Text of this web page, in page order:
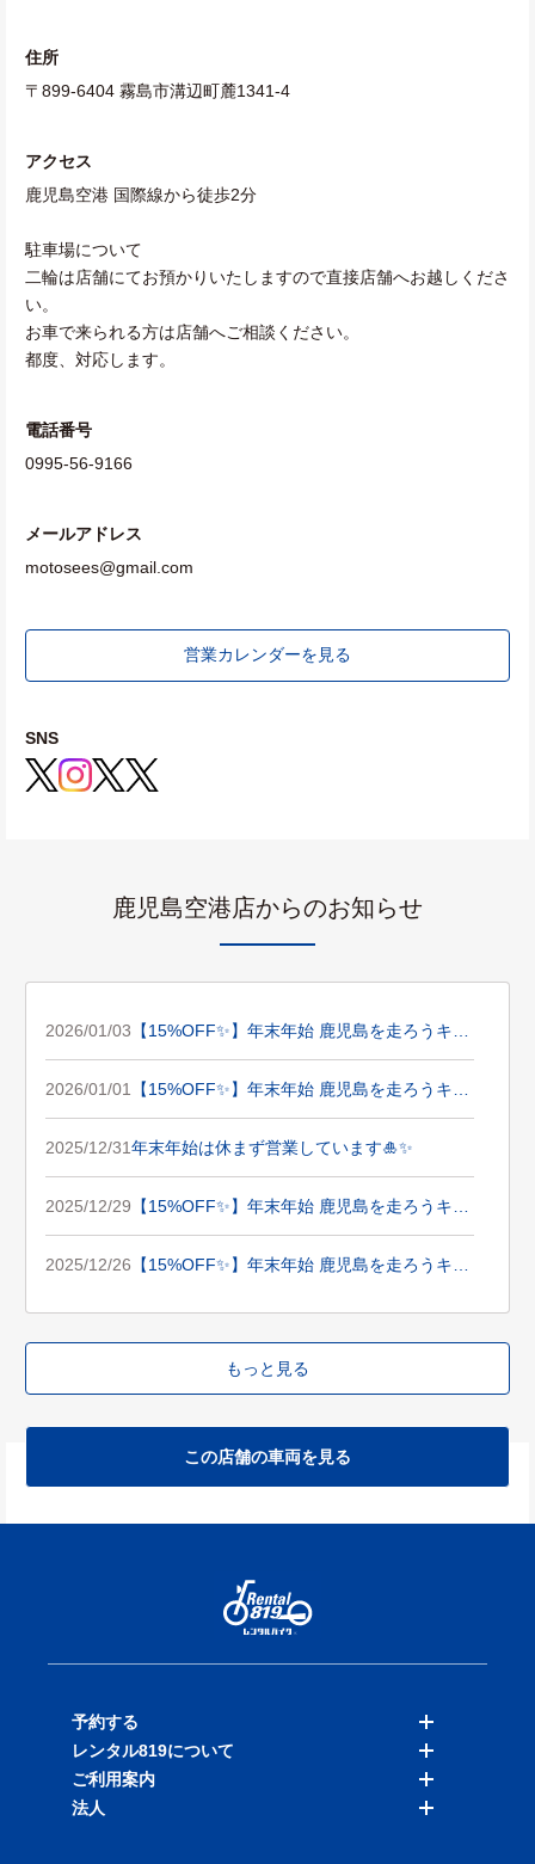
住所
〒899-6404 霧島市溝辺町麓1341-4
アクセス
鹿児島空港 国際線から徒歩2分
駐車場について
二輪は店舗にてお預かりいたしますので直接店舗へお越しくださ
い。
お車で来られる方は店舗へご相談ください。
都度、対応します。
電話番号
0995-56-9166
メールアドレス
motosees@gmail.com
営業カレンダーを見る
SNS
鹿児島空港店からのお知らせ
2026/01/03 【15%OFF✨】年末年始 鹿児島を走ろうキャ
ンペーン！！
2026/01/01 【15%OFF✨】年末年始 鹿児島を走ろうキャ
ンペーン！！
2025/12/31年末年始は休まず営業しています🎍✨
2025/12/29 【15%OFF✨】年末年始 鹿児島を走ろうキャ
ンペーン！！
2025/12/26 【15%OFF✨】年末年始 鹿児島を走ろうキャ
もっと見る
この店舗の車両を見る
予約する
バイクを探す
店舗を探す
レンタル819について
料金表
ご利用案内
法人